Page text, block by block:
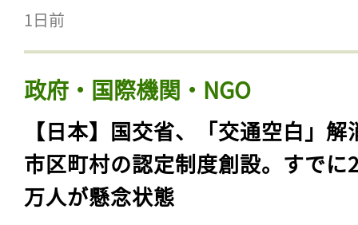
1日前
政府・国際機関・NGO
【日本】国交省、「交通空白」解
市区町村の認定制度創設。すでに
万人が懸念状態